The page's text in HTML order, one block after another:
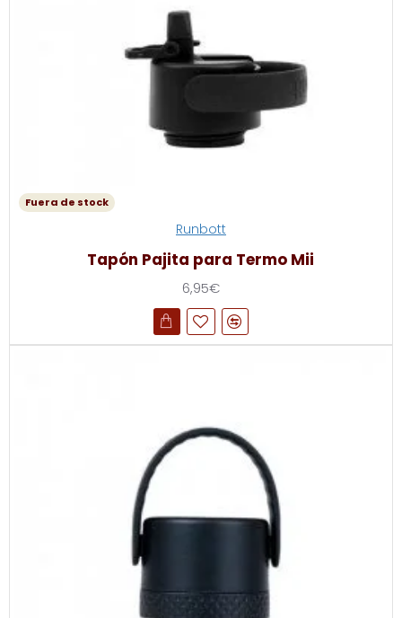
Fuera de stock
Runbott
Tapón Pajita para Termo Mii
6,95€